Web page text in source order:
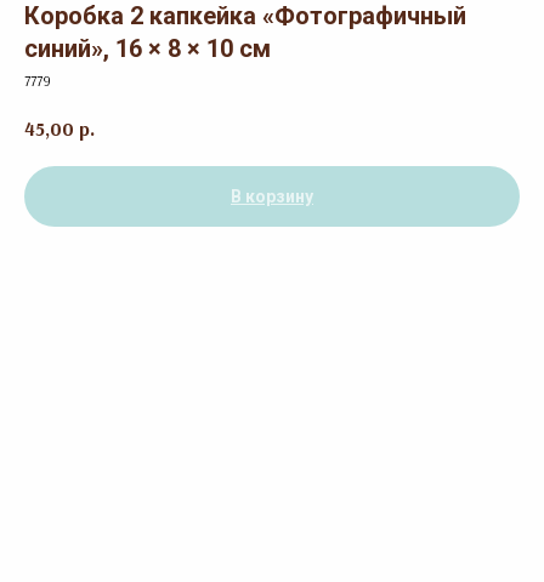
Коробка 2 капкейка «Фотографичный
синий», 16 × 8 × 10 см
7779
45,00 р.
В корзину